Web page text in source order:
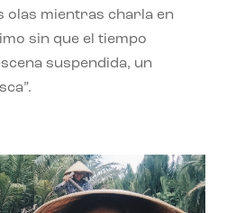
olas mientras charla en
sin que el tiempo
suspendida, un